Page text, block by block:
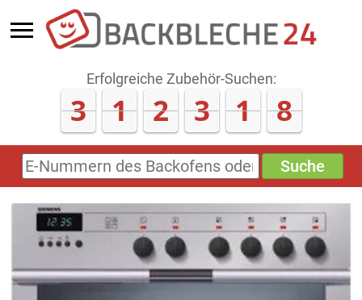
Erfolgreiche Zubehör-Suchen:
3 1 2 3 1 8
E-
Nummern
des
Backofens
Zubehörs
(keine
Suche